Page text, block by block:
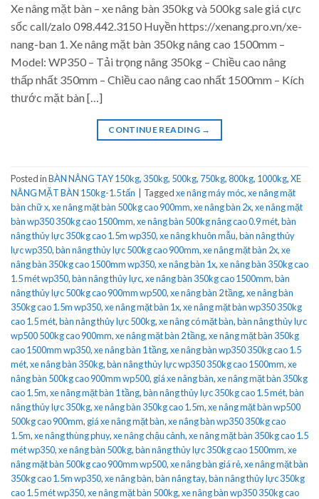
Xe nâng mặt bàn – xe nâng bàn 350kg và 500kg sale giá cực
sốc call/zalo 098.442.3150 Huyền https://xenang.pro.vn/xe-
nang-ban 1. Xe nâng mặt bàn 350kg nâng cao 1500mm –
Model: WP350 – Tải trọng nâng 350kg – Chiều cao nâng
thấp nhất 350mm – Chiều cao nâng cao nhất 1500mm – Kích
thước mặt bàn […]
CONTINUE READING →
Posted inBÀN NÂNG TAY 150kg, 350kg, 500kg, 750kg, 800kg, 1000kg,XE
NÂNG MẶT BÀN 150kg-1.5 tấn
Taggedxe nâng máy móc,xe nâng mặt
bàn chữ x,xe nâng mặt bàn 500kg cao 900mm,xe nâng bàn 2x,xe nâng mặt
bàn wp350 350kg cao 1500mm,xe nâng bàn 500kg nâng cao 0.9 mét,bàn
nâng thủy lực 350kg cao 1.5m wp350,xe nâng khuôn mẫu,bàn nâng thủy
lực wp350,bàn nâng thủy lực 500kg cao 900mm,xe nâng mặt bàn 2x,xe
nâng bàn 350kg cao 1500mm wp350,xe nâng bàn 1x,xe nâng bàn 350kg cao
1.5 mét wp350,bàn nâng thủy lực,xe nâng bàn 350kg cao 1500mm,bàn
nâng thủy lực 500kg cao 900mm wp500,xe nâng bàn 2 tầng,xe nâng bàn
350kg cao 1.5m wp350,xe nâng mặt bàn 1x,xe nâng mặt bàn wp350 350kg
cao 1.5 mét,bàn nâng thủy lực 500kg,xe nâng có mặt bàn,bàn nâng thủy lực
wp500 500kg cao 900mm,xe nâng mặt bàn 2 tầng,xe nâng mặt bàn 350kg
cao 1500mm wp350,xe nâng bàn 1 tầng,xe nâng bàn wp350 350kg cao 1.5
mét,xe nâng bàn 350kg,bàn nâng thủy lực wp350 350kg cao 1500mm,xe
nâng bàn 500kg cao 900mm wp500, giá xe nâng bàn,xe nâng mặt bàn 350kg
cao 1.5m,xe nâng mặt bàn 1 tầng,bàn nâng thủy lực 350kg cao 1.5 mét,bàn
nâng thủy lực 350kg,xe nâng bàn 350kg cao 1.5m,xe nâng mặt bàn wp500
500kg cao 900mm, giá xe nâng mặt bàn,xe nâng bàn wp350 350kg cao
1.5m,xe nâng thùng phuy,xe nâng chậu cảnh,xe nâng mặt bàn 350kg cao 1.5
mét wp350,xe nâng bàn 500kg,bàn nâng thủy lực 350kg cao 1500mm,xe
nâng mặt bàn 500kg cao 900mm wp500,xe nâng bàn giá rẻ,xe nâng mặt bàn
350kg cao 1.5m wp350,xe nâng bàn,bàn nâng tay,bàn nâng thủy lực 350kg
cao 1.5 mét wp350,xe nâng mặt bàn 500kg,xe nâng bàn wp350 350kg cao